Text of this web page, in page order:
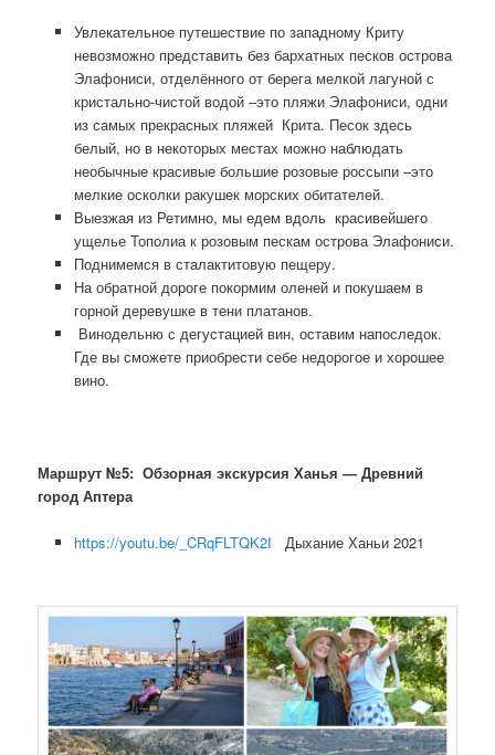
Увлекательное путешествие по западному Криту
невозможно представить без бархатных песков острова
Элафониси, отделённого от берега мелкой лагуной с
кристально-чистой водой –это пляжи Элафониси, одни
из самых прекрасных пляжей Крита. Песок здесь
белый, но в некоторых местах можно наблюдать
необычные красивые большие розовые россыпи –это
мелкие осколки ракушек морских обитателей.
Выезжая из Ретимно, мы едем вдоль красивейшего
ущелье Тополиа к розовым пескам острова Элафониси.
Поднимемся в сталактитовую пещеру.
На обратной дороге покормим оленей и покушаем в
горной деревушке в тени платанов.
Винодельню с дегустацией вин, оставим напоследок.
Где вы сможете приобрести себе недорогое и хорошее
вино.
Маршрут №5: Обзорная экскурсия Ханья — Древний
город Аптера
https://youtu.be/_CRqFLTQK2I Дыхание Ханьи 2021